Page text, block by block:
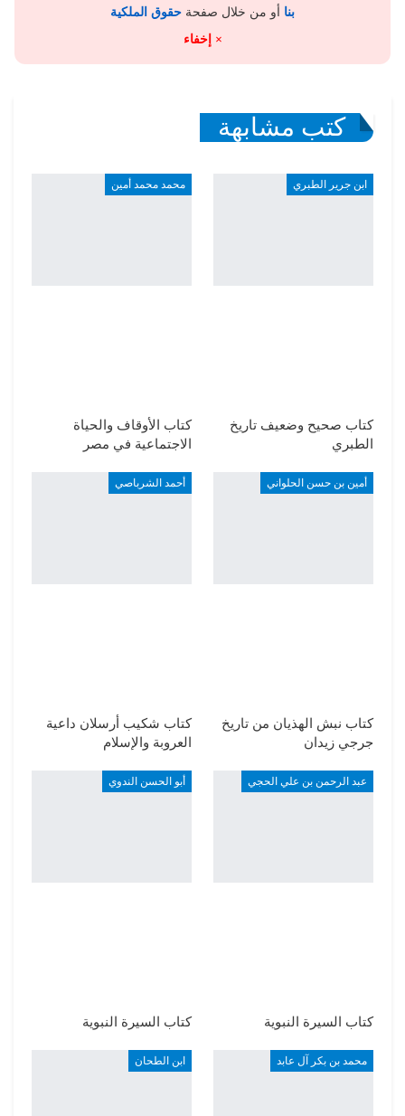
بنا أو من خلال صفحة حقوق الملكية
× إخفاء
كتب مشابهة
ابن جرير الطبري
كتاب صحيح وضعيف تاريخ
الطبري
محمد محمد أمين
كتاب الأوقاف والحياة
الاجتماعية في مصر
أمين بن حسن الحلواني
كتاب نبش الهذيان من تاريخ
جرجي زيدان
أحمد الشرباصي
كتاب شكيب أرسلان داعية
العروبة والإسلام
عبد الرحمن بن علي الحجي
كتاب السيرة النبوية
أبو الحسن الندوي
كتاب السيرة النبوية
محمد بن بكر آل عابد ابن الطحان